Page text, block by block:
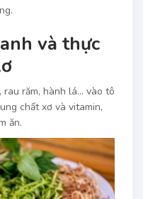
và thực
rau răm, hành lá… vào tô
chất xơ và vitamin,
ăn.